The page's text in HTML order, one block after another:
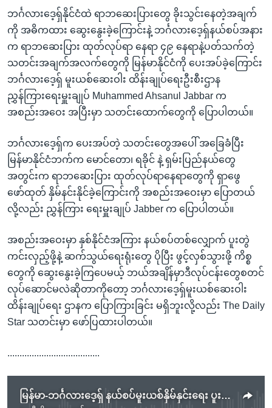
ဘင်္ဂလားဒေ့ရှ်နိုင်ငံထဲ ရာဘဆေးပြားတွေ ခိုးသွင်းနေတဲ့အချက်
ကို အဓိကထား ဆွေးနွေးခဲ့ကြောင်းနဲ့ ဘင်္ဂလားဒေ့ရှ်နယ်စပ်အနား
က ရာဘဆေးပြား ထုတ်လုပ်ရာ နေရာ ၄၉ နေရာနဲ့ပတ်သက်တဲ့
သတင်းအချက်အလက်တွေကို မြန်မာနိုင်ငံကို ပေးအပ်ခဲ့ကြောင်း
ဘင်္ဂလားဒေ့ရှ် မူးယစ်ဆေးဝါး ထိန်းချုပ်ရေးဦးစီးဌာန
ညွှန်ကြားရေးမှူးချုပ် Muhammed Ahsanul Jabbar က
အစည်းအဝေး အပြီးမှာ သတင်းထောက်တွေကို ပြောပါတယ်။
ဘင်္ဂလားဒေ့ရှ်က ပေးအပ်တဲ့ သတင်းတွေအပေါ် အခြေခံပြီး
မြန်မာနိုင်ငံဘက်က မောင်တော၊ ရခိုင် နဲ့ ရှမ်းပြည်နယ်တွေ
အတွင်းက ရာဘဆေးပြား ထုတ်လုပ်ရာနေရာတွေကို ရှာဖွေ
ဖော်ထုတ် နှိမ်နင်းနိုင်ခဲ့ကြောင်းကို အစည်းအဝေးမှာ ပြောတယ်
လို့လည်း ညွှန်ကြား ရေးမှူးချုပ် Jabber က ပြောပါတယ်။
အစည်းအဝေးမှာ နှစ်နိုင်ငံအကြား နယ်စပ်တစ်လျှောက် ပူးတွဲ
ကင်းလှည့်ဖို့နဲ့ ဆက်သွယ်ရေးရုံးတွေ ပိုပြီး ဖွင့်လှစ်သွားဖို့ ကိစ္စ
တွေကို ဆွေးနွေးခဲ့ကြပေမယ့် ဘယ်အချိန်မှာဒီလုပ်ငန်းတွေစတင်
လုပ်ဆောင်မလဲဆိုတာကိုတော့ ဘင်္ဂလားဒေ့ရှ်မူးယစ်ဆေးဝါး
ထိန်းချုပ်ရေး ဌာနက ပြောကြားခြင်း မရှိဘူးလို့လည်း The Daily
Star သတင်းမှာ ဖော်ပြထားပါတယ်။
......................................
မြန်မာ-ဘင်္ဂလားဒေ့ရှ် နယ်စပ်မူးယစ်နှိမ်နှင်းရေး ပူးပေါင်းဆောင်ရွက်မည်